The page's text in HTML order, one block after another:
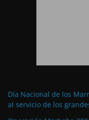
Día Nacional de los
al servicio de los